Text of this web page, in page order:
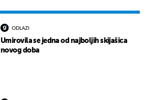
ODLAZI
Umirovila se jedna od najboljih skijašica
novog doba